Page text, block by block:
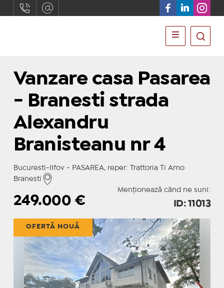
Vanzare casa Pasarea
- Branesti strada
Alexandru
Branisteanu nr 4
Bucuresti-Ilfov - PASAREA, reper: Trattoria Ti Amo
Branesti
Menționează când ne suni:
249.000 € ID: 11013
OFERTĂ NOUĂ